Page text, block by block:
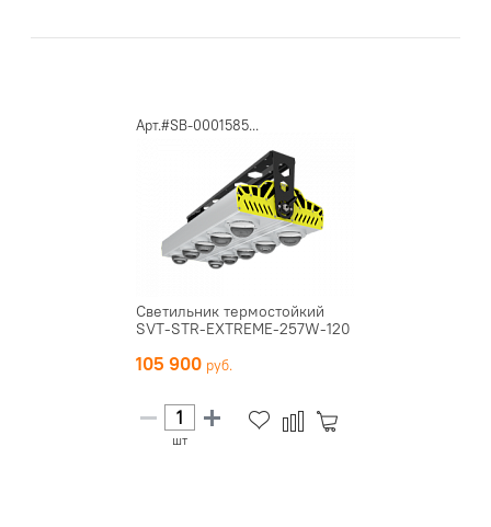
Арт.#SB-0001585...
Светильник термостойкий
SVT-STR-EXTREME-257W-120
105 900
шт